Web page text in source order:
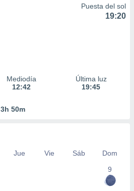
Puesta del sol
19:20
Mediodía
12:42
Última luz
19:45
3h 50m
Jue Vie Sáb
Dom
9